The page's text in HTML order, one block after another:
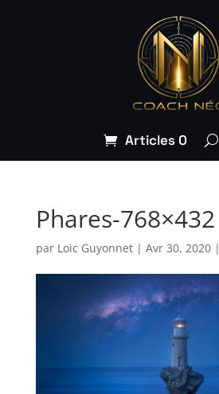
Articles 0
Phares-768×432
par Loic Guyonnet| Avr 30, 2020|